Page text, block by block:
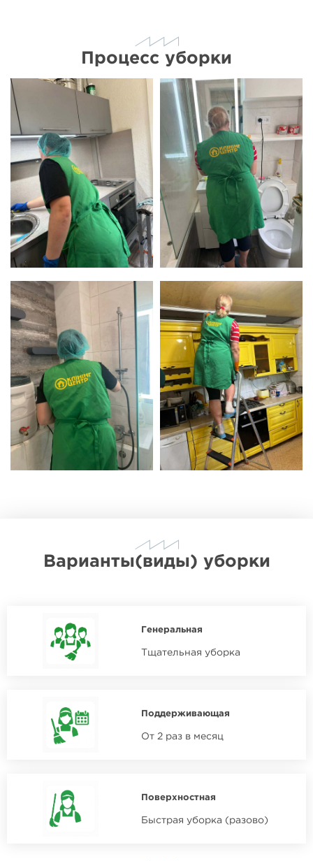
Процесс уборки
Варианты(виды) уборки
Генеральная
Тщательная уборка
Поддерживающая
От 2 раз в месяц
Поверхностная
Быстрая уборка (разово)